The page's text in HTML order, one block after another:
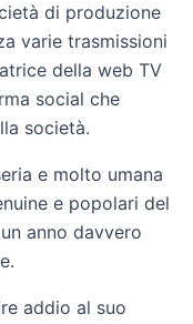
di produzione
varie trasmissioni
della web TV
social che
società.
e molto umana
e popolari del
anno davvero
addio al suo